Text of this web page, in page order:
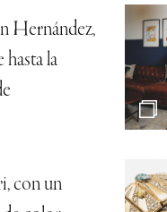
Hernández,
hasta la
con un